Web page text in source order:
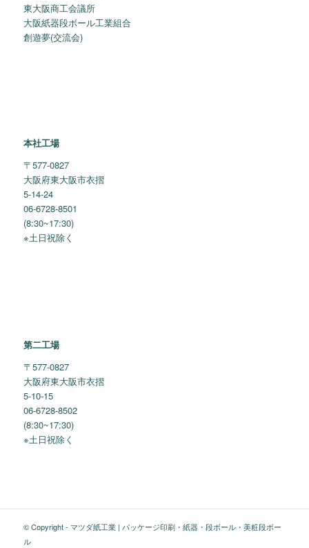
東大阪商工会議所
大阪紙器段ボール工業組合
創遊夢(交流会)
本社工場
〒577-0827
大阪府東大阪市衣摺
5-14-24
06-6728-8501
(8:30~17:30)
※土日祝除く
第二工場
〒577-0827
大阪府東大阪市衣摺
5-10-15
06-6728-8502
(8:30~17:30)
※土日祝除く
© Copyright - マツダ紙工業 | パッケージ印刷・紙器・段ボール・美粧段ボー
ル